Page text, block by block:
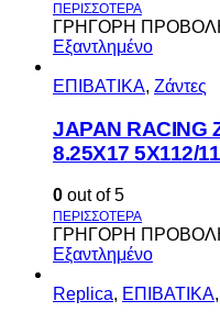
ΓΡΗΓΟΡΗ
Εξαντλημένο
ΕΠΙΒΑΤΙΚΑ, Ζάντες
JAPAN RACING
8.25X17 5X112/
0 out of 5
ΓΡΗΓΟΡΗ
Εξαντλημένο
Replica, ΕΠΙΒΑΤΙΚΑ,